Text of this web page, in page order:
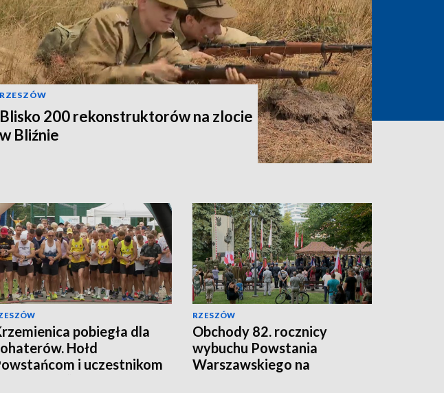
RZESZÓW
Blisko 200 rekonstruktorów na zlocie
w Bliźnie
pobiegła dla
Hołd
i uczestnikom
RZESZÓW
Obchody 82. rocznicy
wybuchu Powstania
Warszawskiego na